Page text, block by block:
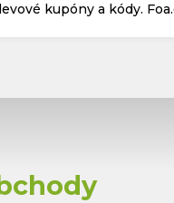
kupóny a kódy.